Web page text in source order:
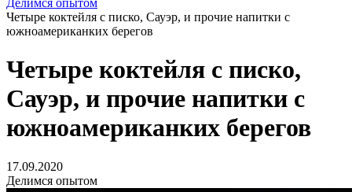
Делимся опытом
Четыре коктейля с писко, Сауэр, и прочие напитки с
южноамериканких берегов
Четыре коктейля с писко,
Сауэр, и прочие напитки с
южноамериканких берегов
17.09.2020
Делимся опытом